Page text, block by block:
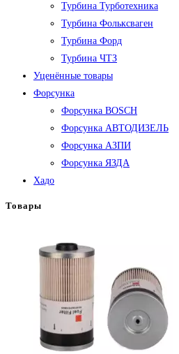
Турбина Турботехника
Турбина Фольксваген
Турбина Форд
Турбина ЧТЗ
Уценённые товары
Форсунка
Форсунка BOSCH
Форсунка АВТОДИЗЕЛЬ
Форсунка АЗПИ
Форсунка ЯЗДА
Хадо
Товары